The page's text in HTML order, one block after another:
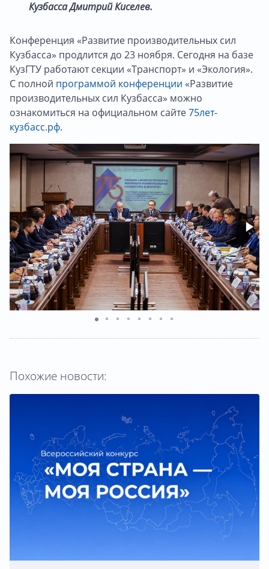
Кузбасса Дмитрий Киселев.
Конференция «Развитие производительных сил
Кузбасса» продлится до 23 ноября. Сегодня на базе
КузГТУ работают секции «Транспорт» и «Экология».
С полной программой конференции «Развитие
производительных сил Кузбасса» можно
ознакомиться на официальном сайте75лет-
кузбасс.рф.
Похожие новости: